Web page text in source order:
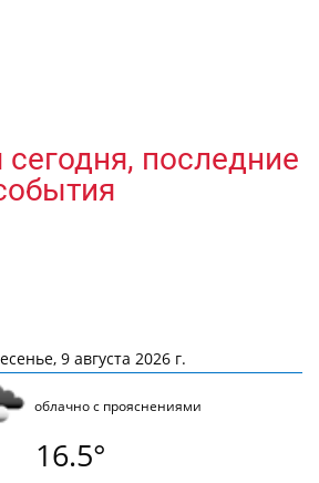
последние
9 августа 2026 г.
облачно с прояснениями
16.5°